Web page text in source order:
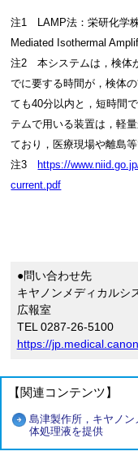
注1 LAMP法：栄研化学
Mediated Isothermal
注2 本システムは，検体
でに要する時間が，検体
ても40分以内と，短時間
テムで用いる装置は，軽
ており，医療現場や離島
注3
https://
current.pdf
●問い合わせ先
キヤノンメディカルシ
広報室
TEL 0287-26-5100
https://jp.medical.canon
【関連コンテンツ】
島津製作所，キヤノ
体処理液を提供